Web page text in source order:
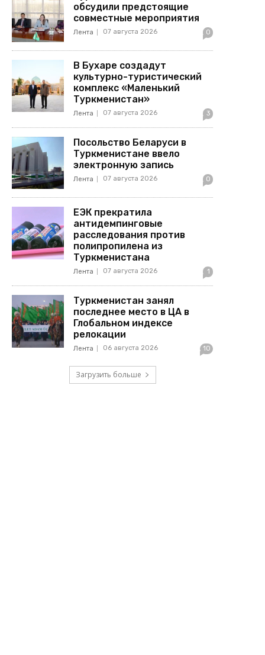
обсудили предстоящие
совместные мероприятия
Лента 07 августа 2026 0
В Бухаре создадут
культурно-туристический
комплекс «Маленький
Туркменистан»
Лента 07 августа 2026 3
Посольство Беларуси в
Туркменистане ввело
электронную запись
Лента 07 августа 2026 0
ЕЭК прекратила
антидемпинговые
расследования против
полипропилена из
Туркменистана
Лента 07 августа 2026 1
Туркменистан занял
последнее место в ЦА в
Глобальном индексе
релокации
Лента 06 августа 2026 10
Загрузить больше